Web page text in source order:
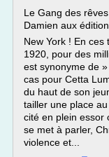
Le Gang des
Damien aux
New York ! En
1920, pour des
est synonyme de
cas pour Cetta
du haut de son
tailler une place
cité en plein essor
se met à parler,
violence et...